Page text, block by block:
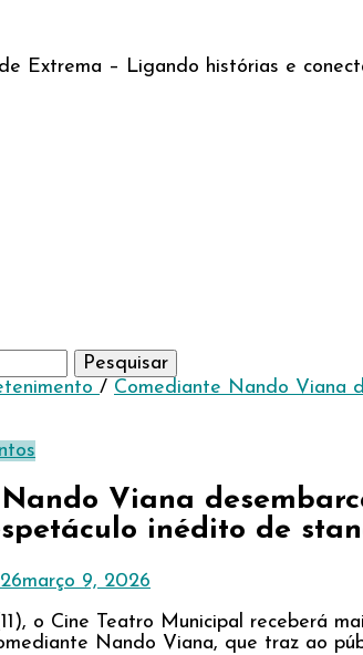
Extrema – Ligando histórias e
/ Comediante Nando Viana
Viana
inédito de
março 9, 2026
o Cine Teatro Municipal receberá
Nando Viana, que traz ao